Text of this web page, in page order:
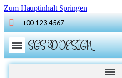
Zum Hauptinhalt Springen
+00 123 4567
SGS 3D DESIGN